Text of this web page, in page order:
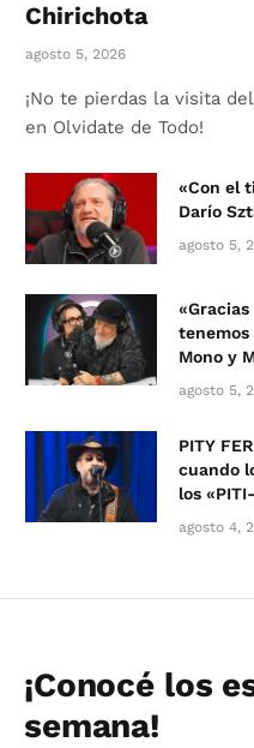
Chirichota
agosto 5, 2026
¡No te pierdas la visita
en Olvidate de Todo!
«Con el
Darío
agosto 5,
tenemos
Mono y
agosto 5,
PITY
cuando
los
agosto 4,
¡Conocé los
semana!